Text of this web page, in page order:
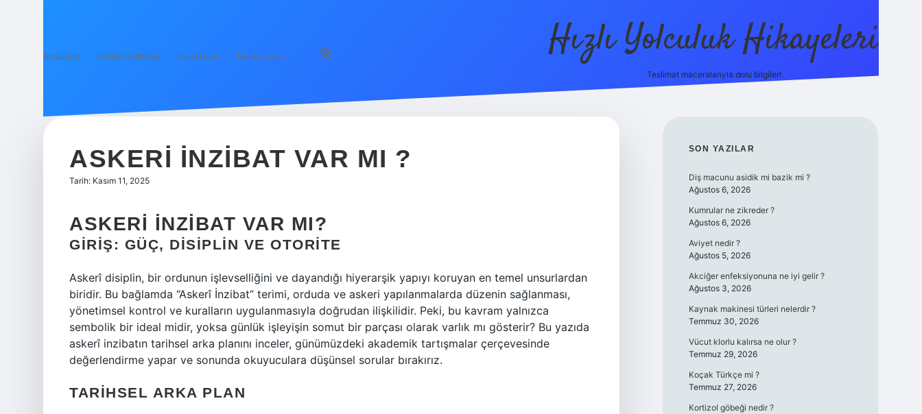
Anasayfa Gizlilik Politikası Yasal Uyarı Hakkımızda Hızlı Yolculuk Hikayeleri
Teslimat maceralarıyla dolu bilgiler!
ASKERI INZIBAT VAR MI ?
Tarih: Kasım 11, 2025
ASKERI İNZIBAT VAR MI?
GIRIŞ: GÜÇ, DISIPLIN VE OTORITE
Askerî disiplin, bir ordunun işlevselliğini ve dayandığı hiyerarşik yapıyı koruyan en temel unsurlardan
biridir. Bu bağlamda “Askerî İnzibat” terimi, orduda ve askeri yapılanmalarda düzenin sağlanması,
yönetimsel kontrol ve kuralların uygulanmasıyla doğrudan ilişkilidir. Peki, bu kavram yalnızca
sembolik bir ideal midir, yoksa günlük işleyişin somut bir parçası olarak varlık mı gösterir? Bu yazıda
askerî inzibatın tarihsel arka planını inceler, günümüzdeki akademik tartışmalar çerçevesinde
değerlendirme yapar ve sonunda okuyuculara düşünsel sorular bırakırız.
TARIHSEL ARKA PLAN
SIDEBAR
SON YAZILAR
Diş macunu asidik mi bazik mi ?
Ağustos 6, 2026
Kumrular ne zikreder ?
Ağustos 6, 2026
Aviyet nedir ?
Ağustos 5, 2026
Akciğer enfeksiyonuna ne iyi gelir ?
Ağustos 3, 2026
Kaynak makinesi türleri nelerdir ?
Temmuz 30, 2026
Vücut klorlu kalırsa ne olur ?
Temmuz 29, 2026
Koçak Türkçe mi ?
Temmuz 27, 2026
Kortizol göbeği nedir ?